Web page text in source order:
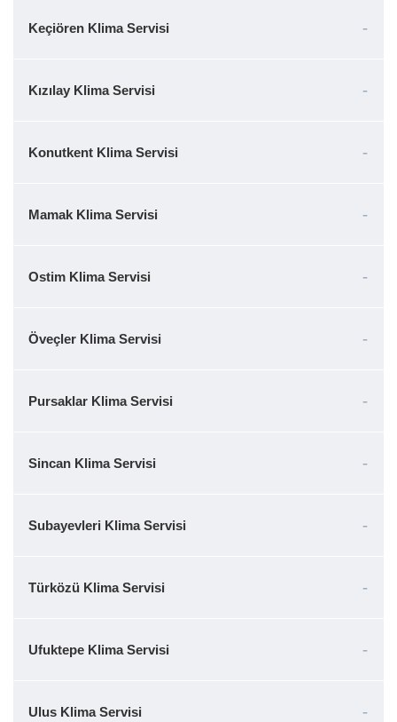
Keçiören Klima Servisi
Kızılay Klima Servisi
Konutkent Klima Servisi
Mamak Klima Servisi
Ostim Klima Servisi
Öveçler Klima Servisi
Pursaklar Klima Servisi
Sincan Klima Servisi
Subayevleri Klima Servisi
Türközü Klima Servisi
Ufuktepe Klima Servisi
Ulus Klima Servisi